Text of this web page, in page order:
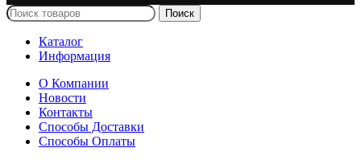
Поиск
Каталог
Информация
О Компании
Новости
Контакты
Способы Доставки
Способы Оплаты